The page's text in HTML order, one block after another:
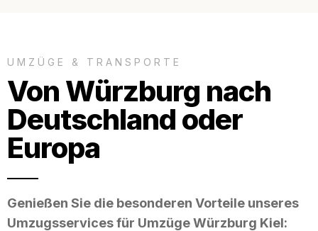
UMZÜGE & TRANSPORTE
Von Würzburg nach
Deutschland oder
Europa
Genießen Sie die besonderen Vorteile unseres
Umzugsservices für Umzüge Würzburg Kiel: